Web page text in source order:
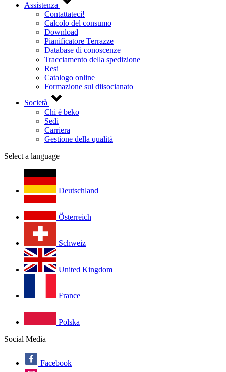
Assistenza
Contattateci!
Calcolo del consumo
Download
Pianificatore Terrazze
Database di conoscenze
Tracciamento della spedizione
Resi
Catalogo online
Formazione sul diisocianato
Società
Chi è beko
Sedi
Carriera
Gestione della qualità
Select a language
Deutschland
Österreich
Schweiz
United Kingdom
France
Polska
Social Media
Facebook